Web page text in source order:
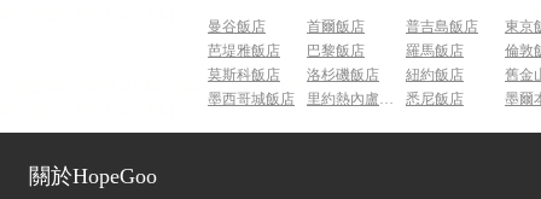
曼谷飯店 首爾飯店 普吉島飯店
東京
芭堤雅飯店
巴黎飯店 羅馬飯店
倫敦
莫斯科飯店
洛杉磯飯店 紐約飯店
舊金
墨西哥城飯店
里約熱內盧飯店 悉尼飯店 墨爾
關於HopeGoo